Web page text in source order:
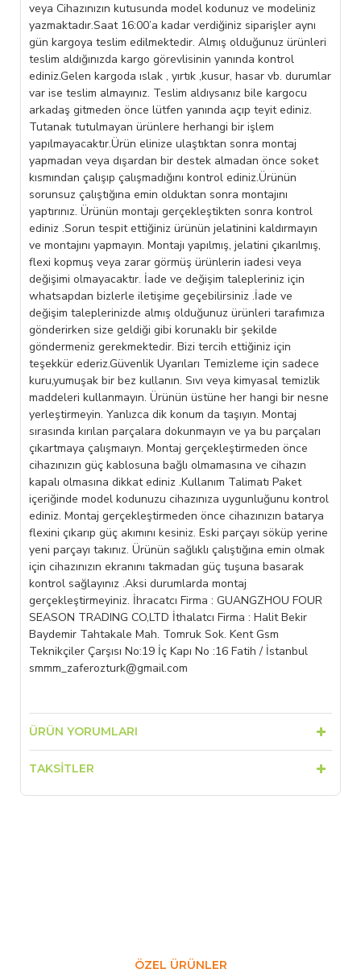
veya Cihazınızın kutusunda model kodunuz ve modeliniz
yazmaktadır.Saat 16:00’a kadar verdiğiniz siparişler aynı
gün kargoya teslim edilmektedir. Almış olduğunuz ürünleri
teslim aldığınızda kargo görevlisinin yanında kontrol
ediniz.Gelen kargoda ıslak , yırtık ,kusur, hasar vb. durumlar
var ise teslim almayınız. Teslim aldıysanız bile kargocu
arkadaş gitmeden önce lütfen yanında açıp teyit ediniz.
Tutanak tutulmayan ürünlere herhangi bir işlem
yapılmayacaktır.Ürün elinize ulaştıktan sonra montaj
yapmadan veya dışardan bir destek almadan önce soket
kısmından çalışıp çalışmadığını kontrol ediniz.Ürünün
sorunsuz çalıştığına emin olduktan sonra montajını
yaptırınız. Ürünün montajı gerçekleştikten sonra kontrol
ediniz .Sorun tespit ettiğiniz ürünün jelatinini kaldırmayın
ve montajını yapmayın. Montajı yapılmış, jelatini çıkarılmış,
flexi kopmuş veya zarar görmüş ürünlerin iadesi veya
değişimi olmayacaktır. İade ve değişim talepleriniz için
whatsapdan bizlerle iletişime geçebilirsiniz .İade ve
değişim taleplerinizde almış olduğunuz ürünleri tarafımıza
gönderirken size geldiği gibi korunaklı bir şekilde
göndermeniz gerekmektedir. Bizi tercih ettiğiniz için
teşekkür ederiz.Güvenlik Uyarıları Temizleme için sadece
kuru,yumuşak bir bez kullanın. Sıvı veya kimyasal temizlik
maddeleri kullanmayın. Ürünün üstüne her hangi bir nesne
yerleştirmeyin. Yanlızca dik konum da taşıyın. Montaj
sırasında kırılan parçalara dokunmayın ve ya bu parçaları
çıkartmaya çalışmaıyn. Montaj gerçekleştirmeden önce
cihazınızın güç kablosuna bağlı olmamasına ve cihazın
kapalı olmasına dikkat ediniz .Kullanım Talimatı Paket
içeriğinde model kodunuzu cihazınıza uygunluğunu kontrol
ediniz. Montaj gerçekleştirmeden önce cihazınızın batarya
flexini çıkarıp güç akımını kesiniz. Eski parçayı söküp yerine
yeni parçayı takınız. Ürünün sağlıklı çalıştığına emin olmak
için cihazınızın ekranını takmadan güç tuşuna basarak
kontrol sağlayınız .Aksi durumlarda montaj
gerçekleştirmeyiniz. İhracatcı Firma : GUANGZHOU FOUR
SEASON TRADING CO,LTD İthalatcı Firma : Halit Bekir
Baydemir Tahtakale Mah. Tomruk Sok. Kent Gsm
Teknikçiler Çarşısı No:19 İç Kapı No :16 Fatih / İstanbul
smmm_zaferozturk@gmail.com
ÜRÜN YORUMLARI
TAKSITLER
ÖZEL ÜRÜNLER